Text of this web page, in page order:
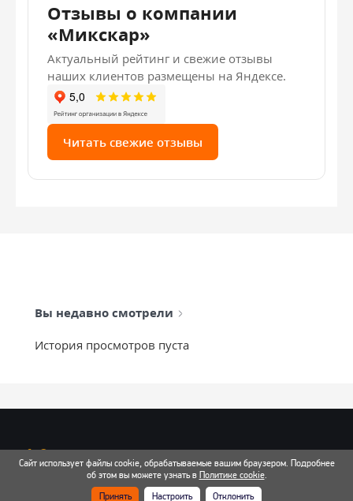
Отзывы о компании
«Микскар»
Актуальный рейтинг и свежие отзывы
наших клиентов размещены на Яндексе.
Читать свежие отзывы
Вы недавно смотрели
История просмотров пуста
info@mixtcar.ru
Почта для связи
Сайт использует файлы cookie, обрабатываемые вашим браузером. Подробнее
об этом вы можете узнать в Политике cookie.
Принять
Настроить Отклонить